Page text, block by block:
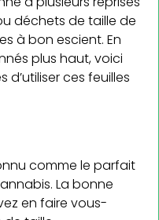
déchets de taille de
à bon escient. En
plus haut, voici
ces feuilles
comme le parfait
La bonne
en faire vous-